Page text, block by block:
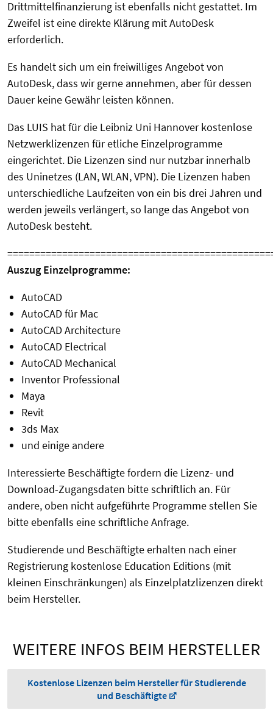
Drittmittelfinanzierung ist ebenfalls nicht gestattet. Im
Zweifel ist eine direkte Klärung mit AutoDesk
erforderlich.
Es handelt sich um ein freiwilliges Angebot von
AutoDesk, dass wir gerne annehmen, aber für dessen
Dauer keine Gewähr leisten können.
Das LUIS hat für die Leibniz Uni Hannover kostenlose
Netzwerklizenzen für etliche Einzelprogramme
eingerichtet. Die Lizenzen sind nur nutzbar innerhalb
des Uninetzes (LAN, WLAN, VPN). Die Lizenzen haben
unterschiedliche Laufzeiten von ein bis drei Jahren und
werden jeweils verlängert, so lange das Angebot von
AutoDesk besteht.
Auszug Einzelprogramme:
AutoCAD
AutoCAD für Mac
AutoCAD Architecture
AutoCAD Electrical
AutoCAD Mechanical
Inventor Professional
Maya
Revit
3ds Max
und einige andere
Interessierte Beschäftigte fordern die Lizenz- und
Download-Zugangsdaten bitte schriftlich an. Für
andere, oben nicht aufgeführte Programme stellen Sie
bitte ebenfalls eine schriftliche Anfrage.
Studierende und Beschäftigte erhalten nach einer
Registrierung kostenlose Education Editions (mit
kleinen Einschränkungen) als Einzelplatzlizenzen direkt
beim Hersteller.
WEITERE INFOS BEIM HERSTELLER
Kostenlose Lizenzen beim Hersteller für Studierende
und Beschäftigte